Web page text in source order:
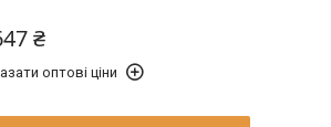
₴
оптові ціни